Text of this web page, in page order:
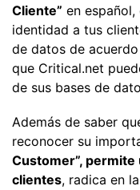
Cliente” en
identidad a tus
de datos de
que Critical.net
de sus bases de
Además de saber
reconocer su
Customer”,
clientes, radica en